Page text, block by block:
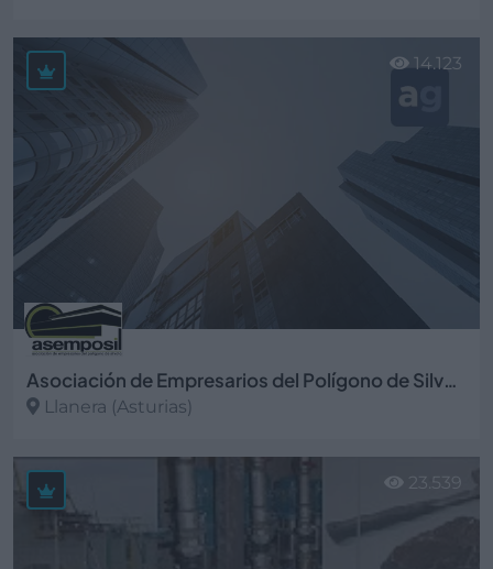
Ver más
Asociación de Empresarios del Polígono de Silvota ASEMPOSIL
Llanera (Asturias)
Ver más
14.123
23.539